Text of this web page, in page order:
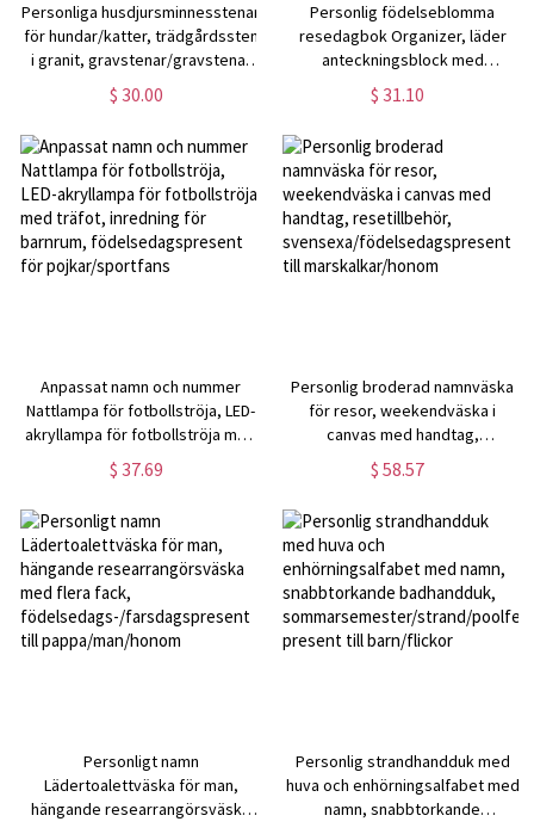
Personliga husdjursminnesstenar
för hundar/katter, trädgårdssten
i granit, gravstenar/gravstenar
för husdjursbegravningar, gåvor
för förlust av
$ 30.00
Personlig födelseblomma
resedagbok Organizer, läder
anteckningsblock med
dragkedja, Padfolio med
pennhållare, Planner Case, A6
$ 31.10
Anpassat namn och nummer
Nattlampa för fotbollströja, LED-
akryllampa för fotbollströja med
träfot, inredning för barnrum,
födelsedagspresent för
$ 37.69
Personlig broderad namnväska
för resor, weekendväska i
canvas med handtag,
resetillbehör,
svensexa/födelsedagspresent
$ 58.57
Personligt namn
Lädertoalettväska för man,
hängande researrangörsväska
Personlig strandhandduk med
huva och enhörningsalfabet med
namn, snabbtorkande